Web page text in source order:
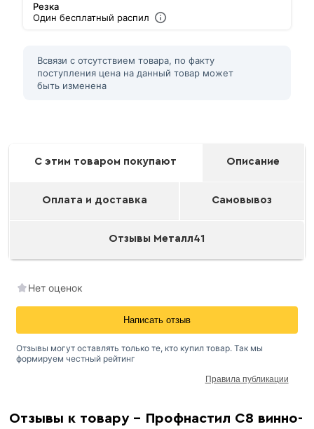
Резка
Один бесплатный распил
Всвязи с отсутствием товара, по факту
поступления цена на данный товар может
быть изменена
С этим товаром покупают Описание
Оплата и доставка Самовывоз
Отзывы Металл41
Окрашенный профнастил
Отзывы к товару - Профнастил С8 винно-
Нет оценок
Написать отзыв
Отзывы могут оставлять только те, кто купил товар. Так мы
формируем честный рейтинг
Правила публикации